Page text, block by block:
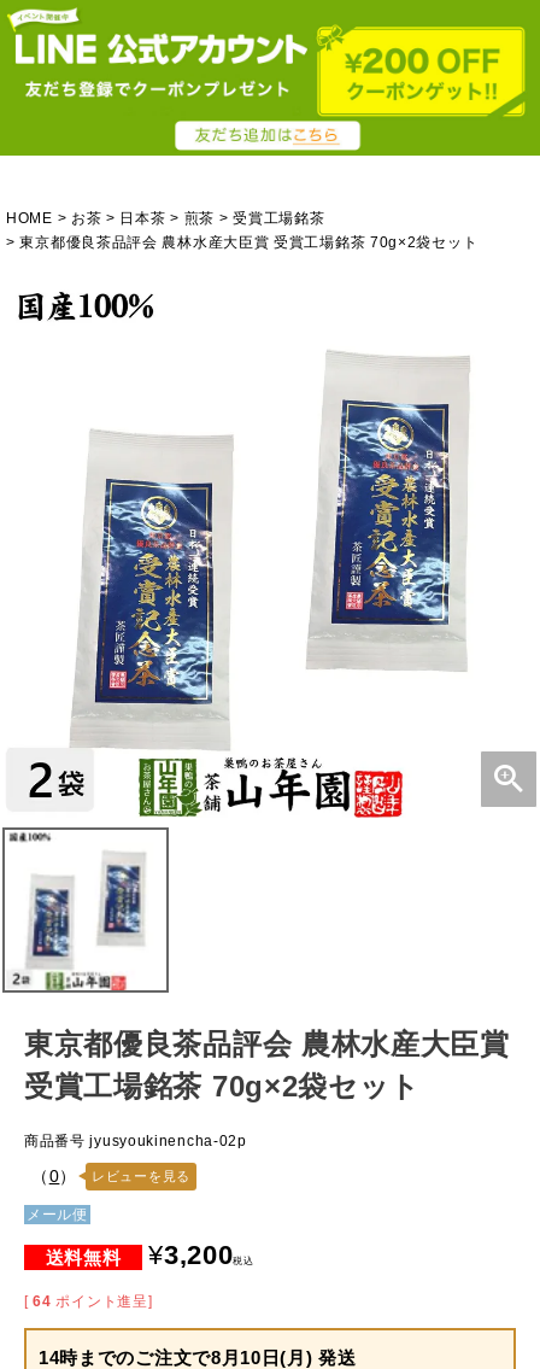
HOME お茶 日本茶 煎茶
受賞工場銘茶
東京都優良茶品評会 農林水産大臣賞 受賞工場銘茶 70g×2袋セット
東京都優良茶品評会 農林水産大臣賞
受賞工場銘茶 70g×2袋セット
商品番号 jyusyoukinencha-02p
（0） レビューを見る
メール便
¥3,200税込
[ 64 ポイント進呈]
14時までのご注文で8月10日(月) 発送